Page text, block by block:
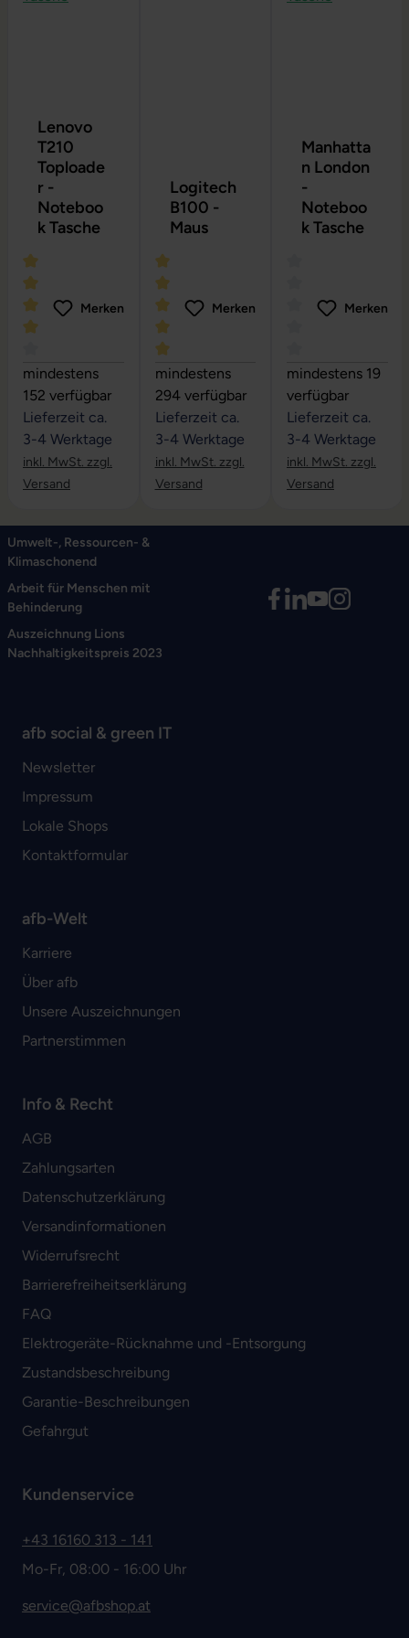
Lenovo
T210
Toploade
r -
Noteboo
k Tasche
Durchschnittliche Bewertung von 4 von 5 Sternen
Merken
mindestens
152 verfügbar
Lieferzeit ca.
3-4 Werktage
inkl. MwSt. zzgl.
Versand
Logitech
B100 -
Maus
Durchschnittliche Bewertung von 5
Merken
mindestens
294 verfügbar
Lieferzeit ca.
3-4 Werktage
inkl. MwSt. zzgl.
Versand
Manhatta
n London
-
Noteboo
k Tasche
Durchschnittliche
Merken
mindestens 19
verfügbar
Lieferzeit ca.
3-4 Werktage
inkl. MwSt. zzgl.
Versand
Umwelt-, Ressourcen- &
Klimaschonend
Arbeit für Menschen mit
Behinderung
Auszeichnung Lions
Nachhaltigkeitspreis 2023
afb social & green IT
Newsletter
Impressum
Lokale Shops
Kontaktformular
afb-Welt
Karriere
Über afb
Unsere Auszeichnungen
Partnerstimmen
Info & Recht
AGB
Zahlungsarten
Datenschutzerklärung
Versandinformationen
Widerrufsrecht
Barrierefreiheitserklärung
FAQ
Elektrogeräte-Rücknahme und -Entsorgung
Zustandsbeschreibung
Garantie-Beschreibungen
Gefahrgut
Kundenservice
+43 16160 313 - 141
Mo-Fr, 08:00 - 16:00 Uhr
service@afbshop.at